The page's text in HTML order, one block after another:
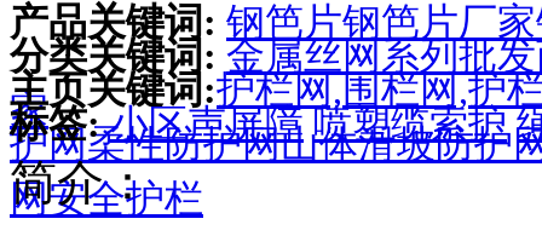
产品关键词: 钢笆片钢笆片厂家
分类关键词: 金属丝网系列批
家
主页关键词:护栏网,围栏网,护
护网柔性防护网山体滑坡防护
网安全护栏
标签: 小区声屏障 喷塑缆索护
简介：